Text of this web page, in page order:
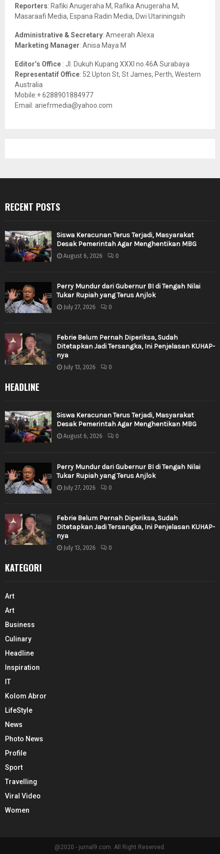
Reporters: Rafiki Anugeraha M, Rafika Anugeraha M,
Masaraafi Media, Espana Radin Media, Dwi Utariningsih
Administrative & Secretary: Ameerah Alexa
Marketing Manager: Anisa Maya M
Editor’s Office : Jl. Dukuh Kupang XXXI no.46A Surabaya
Representatif Office: 52 Upton St, St James, Perth, Western
Australia
Mobile:+ 6288901884977
Email: ariefrmedia@yahoo.com
RECENT POSTS
Siswa Keracunan Terus Terjadi, Masyarakat
Desak Pemerintah Agar Menghentikan MBG
August 6, 2026 0
Perry Mundur dari Gubernur BI di Tengah Nilai
Tukar Rupiah yang Terus Anjlok
July 27, 2026 0
Febrie Belum Pernah Diperiksa, Sudah
Ditetapkan Jadi Tersangka, Ini Penjelasan KUHAP-
nya
July 13, 2026 0
HEADLINE
Siswa Keracunan Terus Terjadi, Masyarakat
Desak Pemerintah Agar Menghentikan MBG
August 6, 2026 0
Perry Mundur dari Gubernur BI di Tengah Nilai
Tukar Rupiah yang Terus Anjlok
July 27, 2026 0
Febrie Belum Pernah Diperiksa, Sudah
Ditetapkan Jadi Tersangka, Ini Penjelasan KUHAP-
nya
July 13, 2026 0
KATEGORI
Art
Art
Business
Culinary
Headline
Inspiration
IT
Kolom Abror
LifeStyle
News
Photo News
Profile
Sport
Travelling
Viral Video
Women
@2020 - jurnal9.com. All Right Reserved.